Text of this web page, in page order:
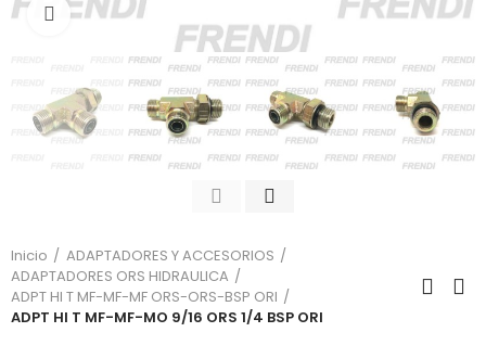
Click para agrandar
Inicio
ADAPTADORES Y ACCESORIOS
ADAPTADORES ORS HIDRAULICA
ADPT HI T MF-MF-MF ORS-ORS-BSP ORI
ADPT HI T MF-MF-MO 9/16 ORS 1/4 BSP ORI